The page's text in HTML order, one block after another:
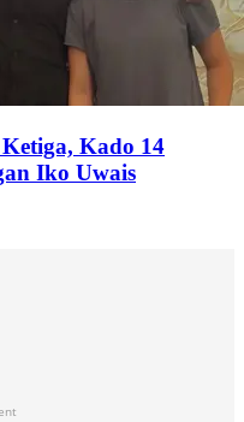
Kado 14
Iko Uwais